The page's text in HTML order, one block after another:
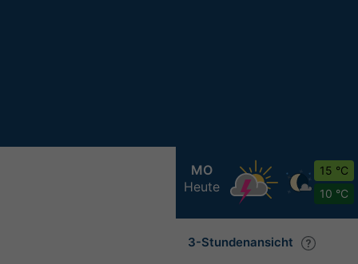
MO
Heute
15 °C
10 °C
3-Stundenansicht